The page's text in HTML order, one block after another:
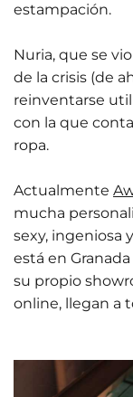
estampación.
Nuria, que se
de la crisis (de
reinventarse
con la que
ropa.
Actualmente
mucha
sexy, ingeniosa
está en
su propio
online, llegan a